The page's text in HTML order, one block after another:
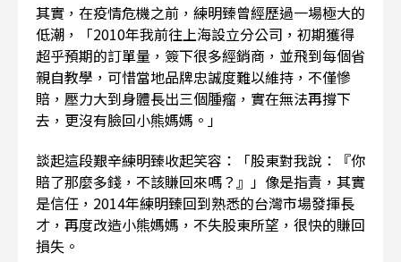
其實，在疫情危機之前，練明臻曾經歷過一場極大的
低潮，「2010年我前往上海設立分公司，初期獲得
超乎預期的訂單量，簽下很多經銷商，並飛到每個省
親自教學，可惜當地品牌忠誠度難以維持，不僅慘
賠，壓力大到身體長出三個腫瘤，實在無法再撐下
去，更沒有臉回小熊媽媽。」
談起這段艱辛練明臻收起笑容：「股東對我說：『你
賠了那麼多錢，不該賺回來嗎？』」像是指責，其實
是信任，2014年練明臻回到熟悉的台灣市場發揮長
才，再度改造小熊媽媽，不失股東所望，很快的賺回
損失。